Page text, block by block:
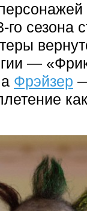
го сезона
—
Фрэйзер